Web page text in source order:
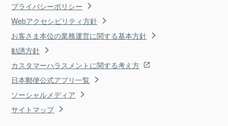
プライバシーポリシー
Webアクセシビリティ方針
お客さま本位の業務運営に関する基本方針
勧誘方針
カスタマーハラスメントに関する考え方
日本郵便公式アプリ一覧
ソーシャルメディア
サイトマップ